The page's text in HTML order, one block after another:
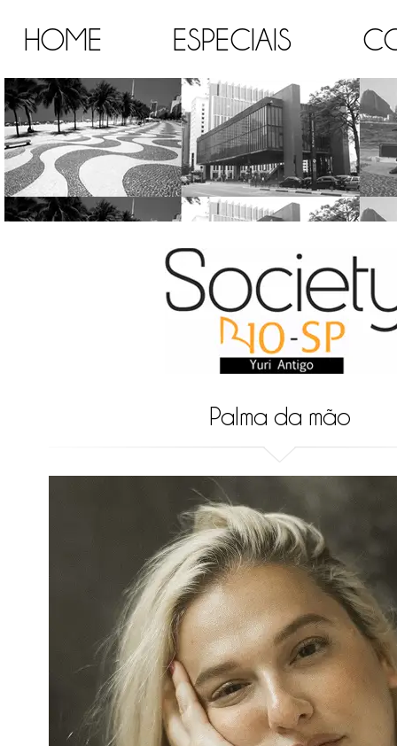
HOME ESPECIAIS
Palma da mão